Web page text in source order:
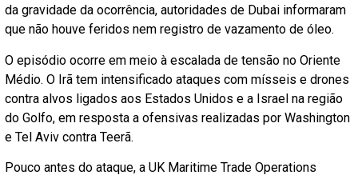
da gravidade da ocorrência, autoridades de Dubai informaram
que não houve feridos nem registro de vazamento de óleo.
O episódio ocorre em meio à escalada de tensão no Oriente
Médio. O Irã tem intensificado ataques com mísseis e drones
contra alvos ligados aos Estados Unidos e a Israel na região
do Golfo, em resposta a ofensivas realizadas por Washington
e Tel Aviv contra Teerã.
Pouco antes do ataque, a UK Maritime Trade Operations